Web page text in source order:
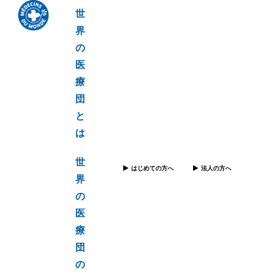
世
界
の
医
療
団
と
は
世
界
の
医
療
団
の
はじめての方へ 法人の方へ